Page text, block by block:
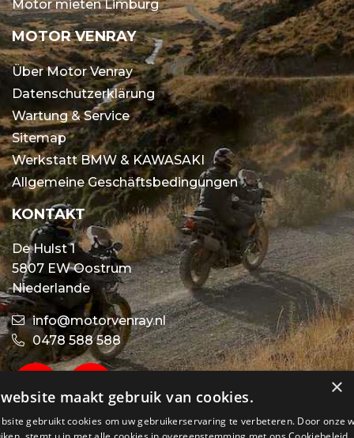
Motor mieten Limburg
MOTOR VENRAY
Über Motor Venray
Datenschutzerklärung
Wartung & Service
Sitemap
Werkstatt BMW & KAWASAKI
Allgemeine Geschäftsbedingungen
KONTAKT
De Hulst 1
5807 EW Oostrum
Niederlande
info@motorvenray.nl
0478 588 588
×
maakt gebruik van cookies.
gebruikt cookies om uw gebruikerservaring te verbeteren. Door onze